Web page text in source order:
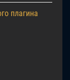
плагина